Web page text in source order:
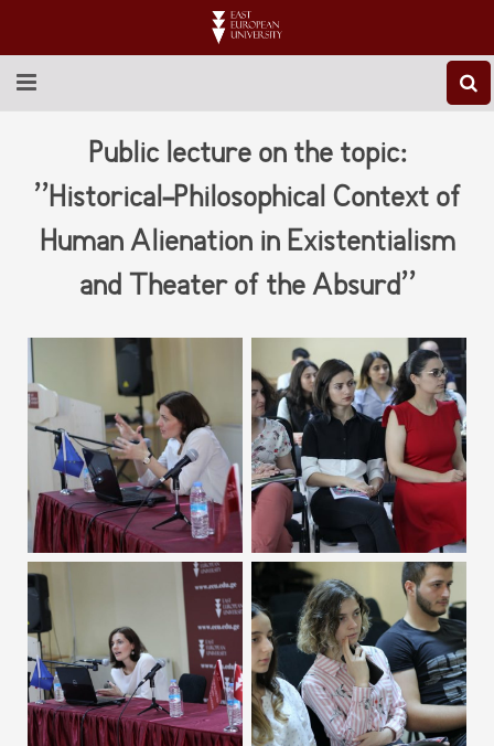
ABOUT EEU
NEWS
EDUCATION
RESEARCH
INTERNATIONAL
LIBRARY
STUDENT LIFE
CONTACT US
Public lecture on the topic:
’’Historical-Philosophical Context of
Human Alienation in Existentialism
and Theater of the Absurd’’